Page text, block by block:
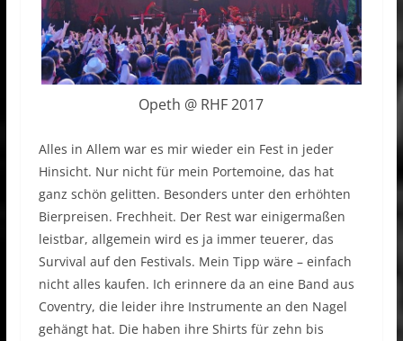
Opeth @ RHF 2017
Alles in Allem war es mir wieder ein Fest in jeder
Hinsicht. Nur nicht für mein Portemoine, das hat
ganz schön gelitten. Besonders unter den erhöhten
Bierpreisen. Frechheit. Der Rest war einigermaßen
leistbar, allgemein wird es ja immer teuerer, das
Survival auf den Festivals. Mein Tipp wäre – einfach
nicht alles kaufen. Ich erinnere da an eine Band aus
Coventry, die leider ihre Instrumente an den Nagel
gehängt hat. Die haben ihre Shirts für zehn bis